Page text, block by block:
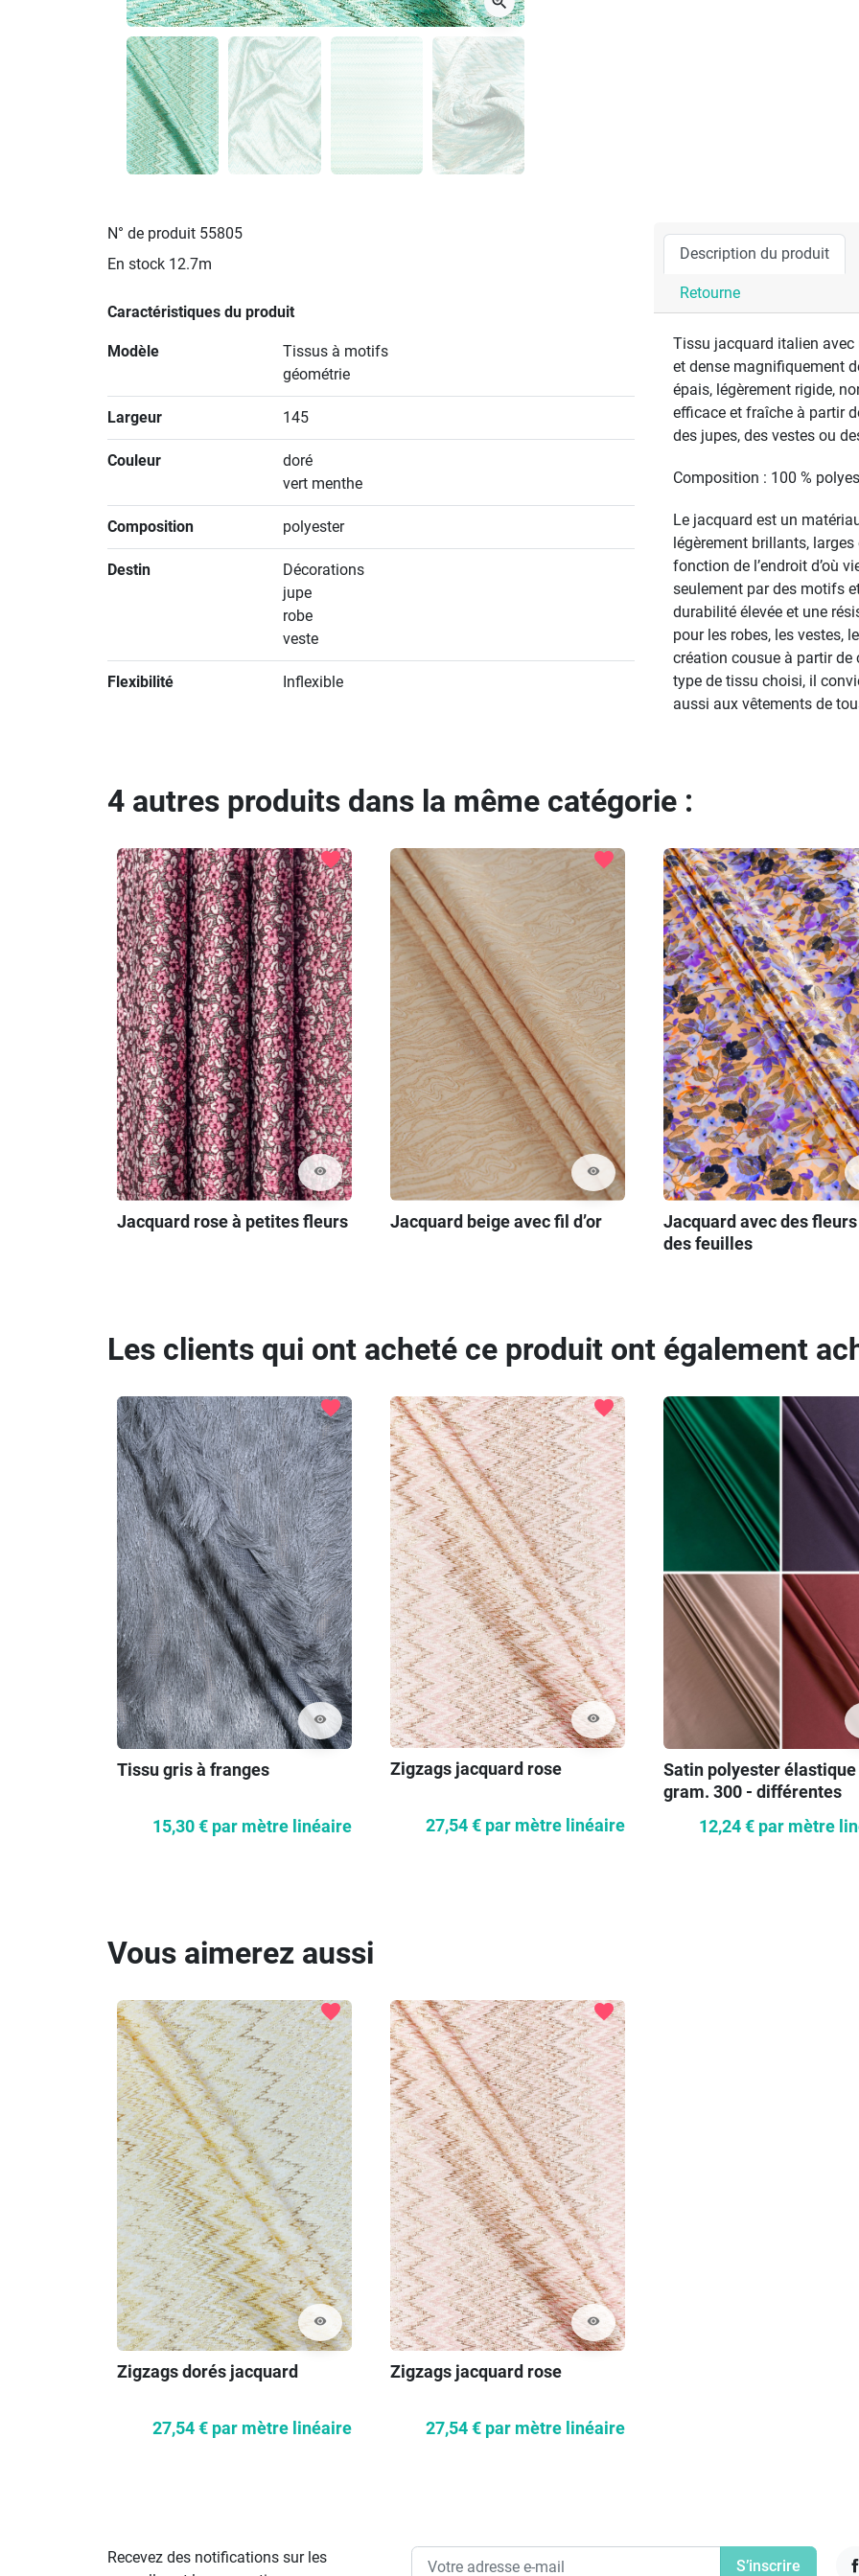
N° de produit 55805
En stock 12.7m
Caractéristiques du produit
Modèle
Tissus à motifs
géométrie
Largeur 145
Couleur
doré
vert menthe
Composition polyester
Destin
Décorations
jupe
robe
veste
Flexibilité Inflexible
Description du produit
Retourne
Tissu jacquard italien
et dense magnifiquement
épais, légèrement rigide,
efficace et fraîche à partir
des jupes, des vestes ou
Composition : 100 %
Le jacquard est un
légèrement brillants,
fonction de l’endroit d’où
seulement par des motifs
durabilité élevée et une
pour les robes, les vestes,
création cousue à partir de
type de tissu choisi, il
aussi aux vêtements de
4 autres produits dans la même catégorie :
visibility
favorite
Jacquard rose à petites fleurs
visibility
favorite
Jacquard beige avec fil d’or
Jacquard avec des
des feuilles
Les clients qui ont acheté ce produit ont également
visibility
favorite
Tissu gris à franges
15,30 € par mètre linéaire
visibility
favorite
Zigzags jacquard rose
27,54 € par mètre linéaire
Satin polyester élastique
gram. 300 - différentes
12,24 € par mètre
Vous aimerez aussi
visibility
favorite
Zigzags dorés jacquard
27,54 € par mètre linéaire
visibility
favorite
Zigzags jacquard rose
27,54 € par mètre linéaire
Recevez des notifications sur les